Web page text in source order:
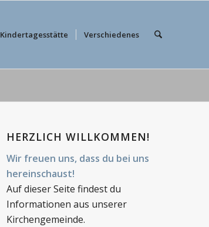
Kindertagesstätte Verschiedenes
HERZLICH WILLKOMMEN!
Wir freuen uns, dass du bei uns
hereinschaust!
Auf dieser Seite findest du
Informationen aus unserer
Kirchengemeinde.